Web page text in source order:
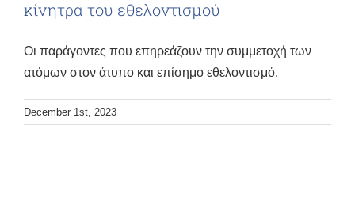
κίνητρα του εθελοντισμού
Οι παράγοντες που επηρεάζουν την συμμετοχή των
ατόμων στον άτυπο και επίσημο εθελοντισμό.
December 1st, 2023